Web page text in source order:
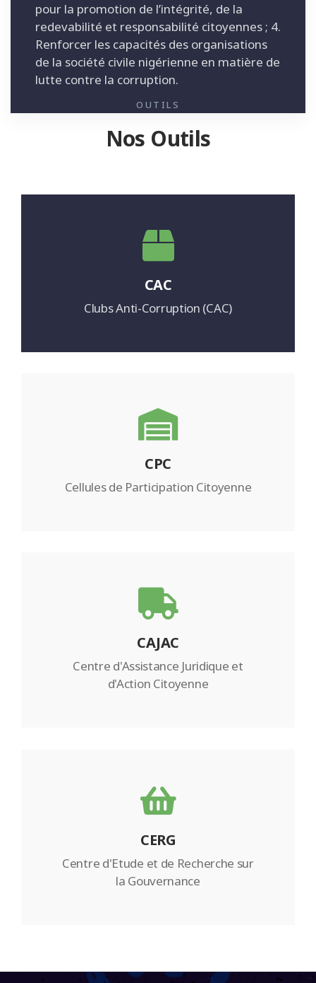
pour la promotion de l’intégrité, de la
redevabilité et responsabilité citoyennes ; 4.
Renforcer les capacités des organisations
de la société civile nigérienne en matière de
lutte contre la corruption.
OUTILS
Nos Outils
CAC
Clubs Anti-Corruption (CAC)
CPC
Cellules de Participation Citoyenne
CAJAC
Centre d'Assistance Juridique et
d'Action Citoyenne
CERG
Centre d'Etude et de Recherche sur
la Gouvernance